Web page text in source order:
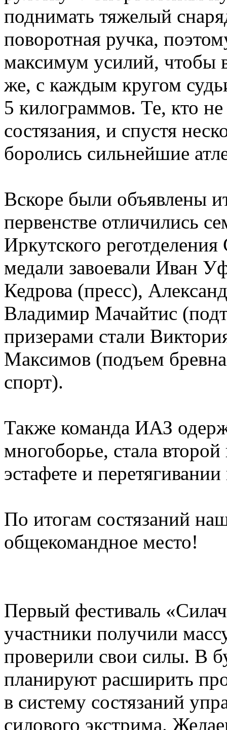
поднимать тяжелый
поворотная ручка,
максимум усилий, чтобы
же, с каждым кругом
5 килограммов. Те, кто
состязания, и спустя
боролись сильнейшие
Вскоре были объявлены
первенстве отличились
Иркутского
медали завоевали Иван
Кедрова (пресс),
Владимир Мачайтис
призерами стали
Максимов (подъем
спорт).
Также команда ИАЗ
многоборье, стала
эстафете и перетягивании
По итогам состязаний
общекомандное место!
Первый фестиваль
участники получили
проверили свои силы. В
планируют расширить
в систему состязаний
силового экстрима.